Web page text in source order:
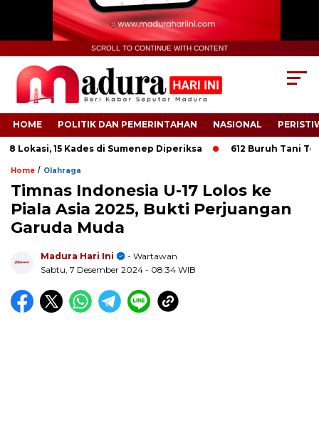
SCROLL TO CONTINUE WITH CONTENT
HOME POLITIK DAN PEMERINTAHAN NASIONAL
15 Kades di Sumenep Diperiksa 612 Buruh Tani
Home / Olahraga
Timnas Indonesia U-17 Lolos ke
Piala Asia 2025, Bukti Perjuangan
Garuda Muda
Madura Hari Ini
- Wartawan
Sabtu, 7 Desember 2024 - 08:34 WIB
.